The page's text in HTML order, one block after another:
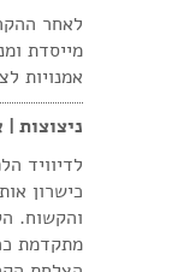
לאחר
מייסדת
אמנויות
ניצוצות |
לדיוויד
כישרון
והקשוח.
מתקדמת